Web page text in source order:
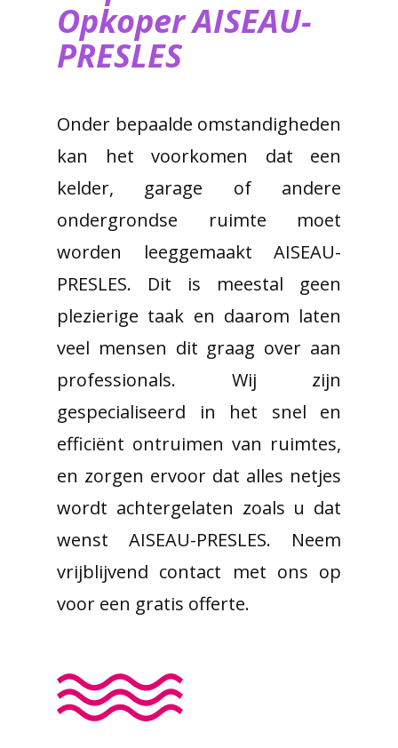
Opkoper AISEAU-
PRESLES
Onder bepaalde omstandigheden
kan het voorkomen dat een
kelder, garage of andere
ondergrondse ruimte moet
worden leeggemaakt AISEAU-
PRESLES. Dit is meestal geen
plezierige taak en daarom laten
veel mensen dit graag over aan
professionals. Wij zijn
gespecialiseerd in het snel en
efficiënt ontruimen van ruimtes,
en zorgen ervoor dat alles netjes
wordt achtergelaten zoals u dat
wenst AISEAU-PRESLES. Neem
vrijblijvend contact met ons op
voor een gratis offerte.